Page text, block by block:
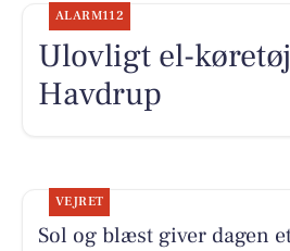
ALARM112
Ulovligt el-
Havdrup
VEJRET
Sol og blæst giver dagen